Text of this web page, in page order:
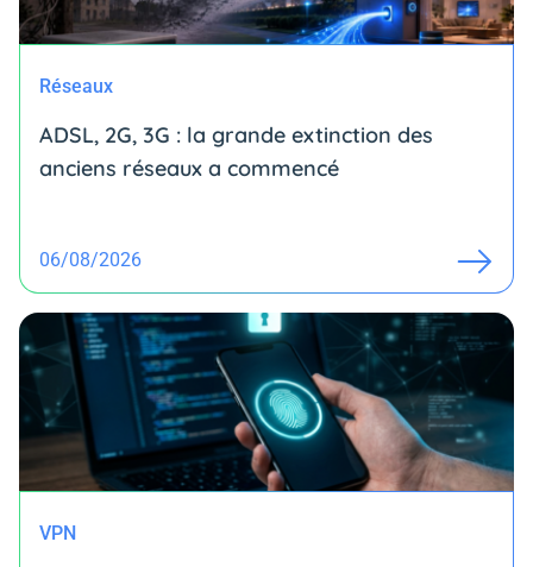
Réseaux
ADSL, 2G, 3G : la grande extinction des
anciens réseaux a commencé
06/08/2026
VPN